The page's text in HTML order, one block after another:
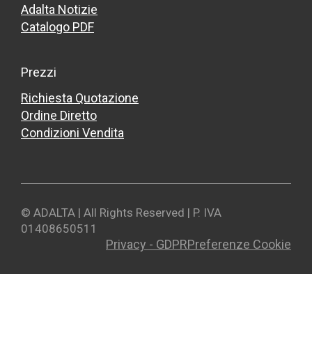
Adalta Notizie
Catalogo PDF
Prezzi
Richiesta Quotazione
Ordine Diretto
Condizioni Vendita
© ADALTA | All Rights Reserved | P. IVA
01408650511
Privacy - GDPRPreferenze Cookie